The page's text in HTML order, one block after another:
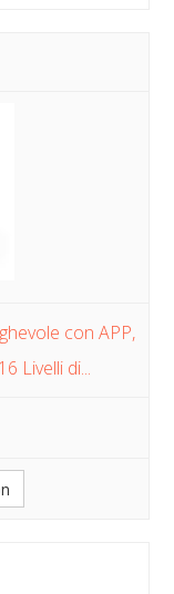
con APP,
Livelli di...